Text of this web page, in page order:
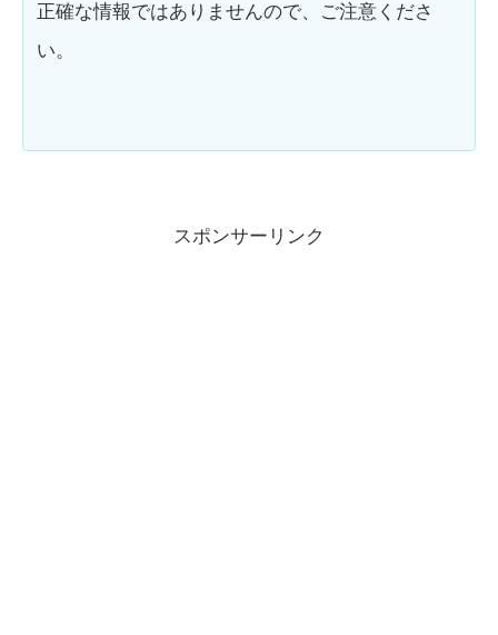
正確な情報ではありませんので、ご注意くださ
い。
スポンサーリンク